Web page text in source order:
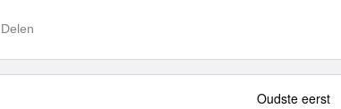
Delen
Oudste eerst